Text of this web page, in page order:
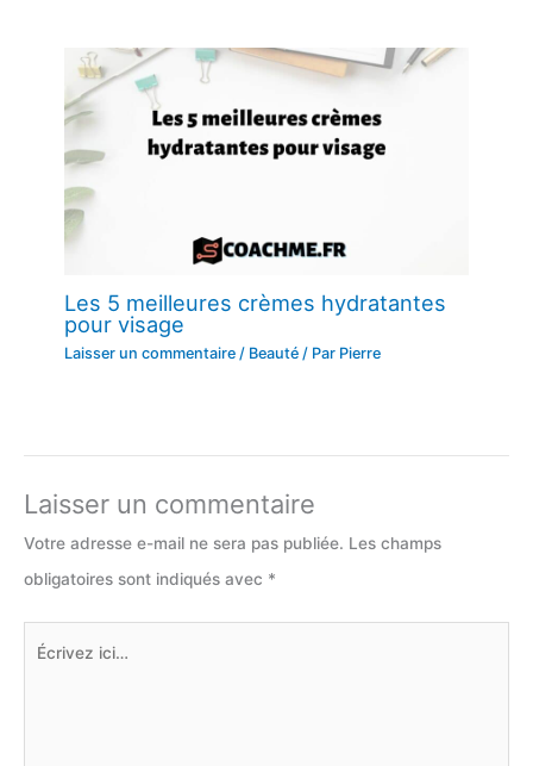
Les 5 meilleures crèmes hydratantes
pour visage
Laisser un commentaire / Beauté / Par Pierre
Laisser un commentaire
Votre adresse e-mail ne sera pas publiée. Les champs
obligatoires sont indiqués avec *